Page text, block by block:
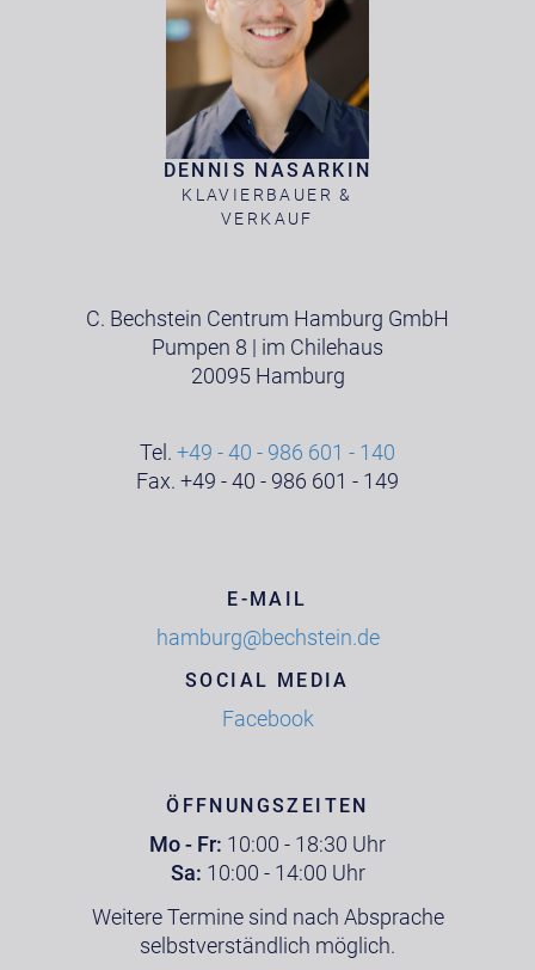
DENNIS NASARKIN
KLAVIERBAUER &
VERKAUF
C. Bechstein Centrum Hamburg GmbH
Pumpen 8 | im Chilehaus
20095 Hamburg
Tel. +49 - 40 - 986 601 - 140
Fax. +49 - 40 - 986 601 - 149
E-MAIL
hamburg@bechstein.de
SOCIAL MEDIA
Facebook
ÖFFNUNGSZEITEN
Mo - Fr: 10:00 - 18:30 Uhr
Sa: 10:00 - 14:00 Uhr
Weitere Termine sind nach Absprache
selbstverständlich möglich.